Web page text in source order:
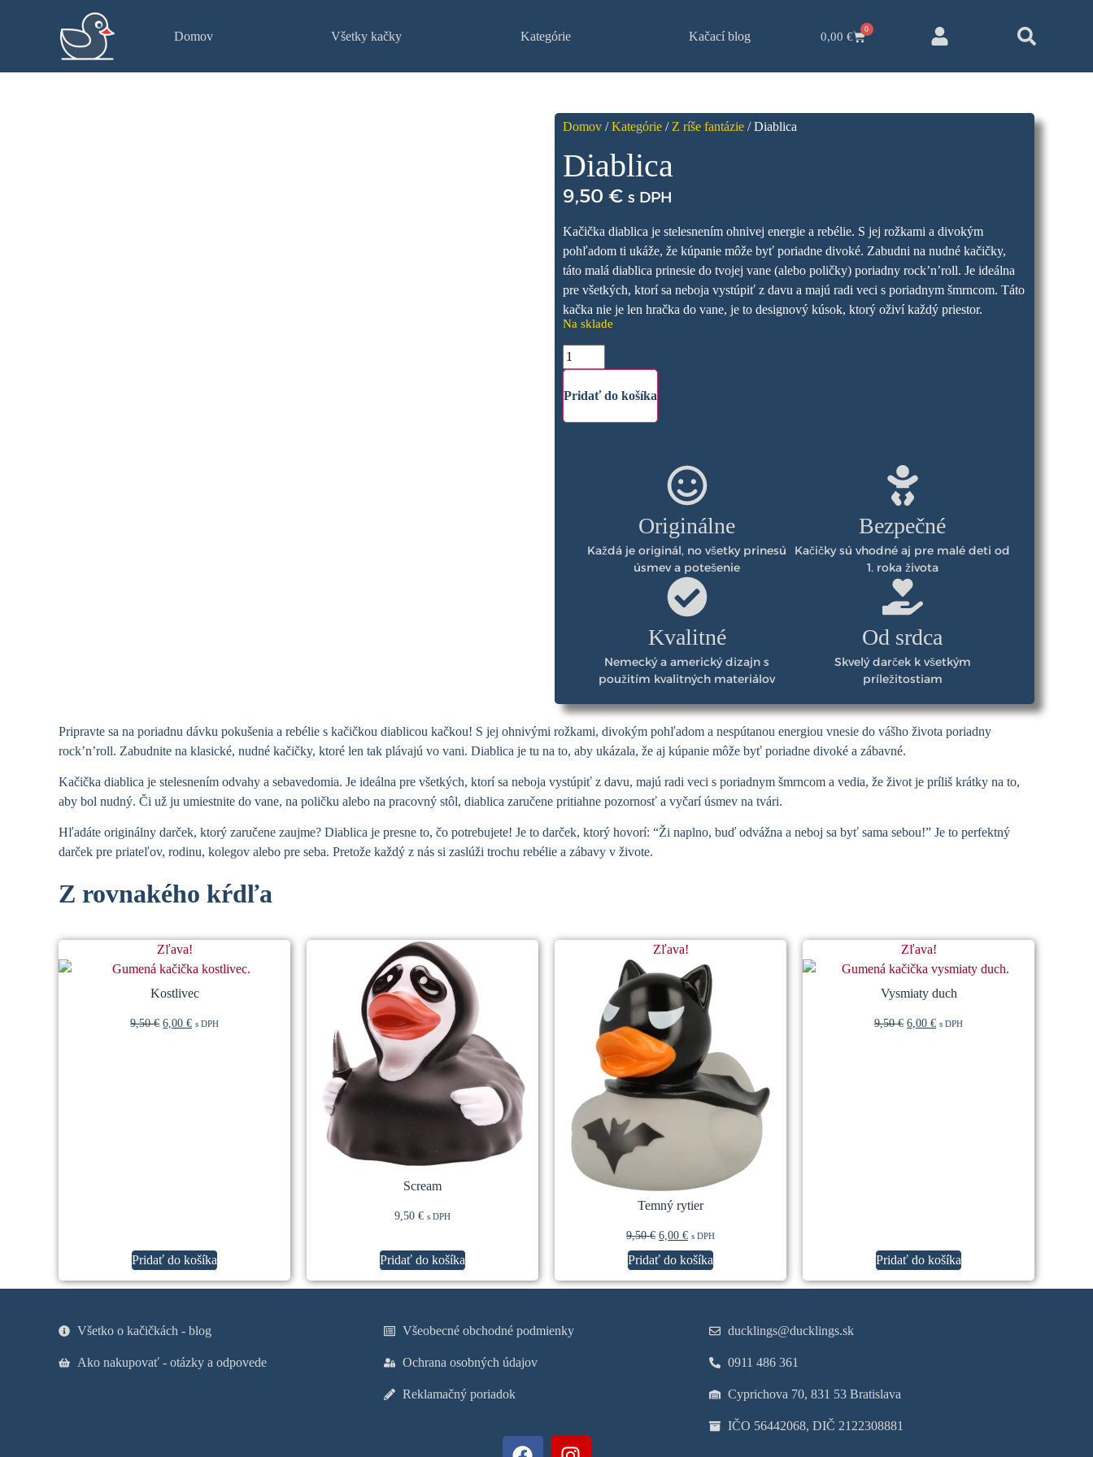
Domov Všetky kačky Kategórie Kačací blog 0,00 €
0
Domov /Kategórie / Z ríše fantázie / Diablica
Diablica
9,50 € s DPH
Kačička diablica je stelesnením ohnivej energie a rebélie. S jej rožkami a divokým
pohľadom ti ukáže, že kúpanie môže byť poriadne divoké. Zabudni na nudné kačičky,
táto malá diablica prinesie do tvojej vane (alebo poličky) poriadny rock’n’roll. Je ideálna
pre všetkých, ktorí sa neboja vystúpiť z davu a majú radi veci s poriadnym šmrncom. Táto
kačka nie je len hračka do vane, je to designový kúsok, ktorý oživí každý priestor.
Na sklade
Pridať do košíka
Originálne
Každá je originál, no všetky prinesú
úsmev a potešenie
Bezpečné
Kačičky sú vhodné aj pre malé deti od
1. roka života
Kvalitné
Nemecký a americký dizajn s
použitím kvalitných materiálov
Od srdca
Skvelý darček k všetkým
príležitostiam
Pripravte sa na poriadnu dávku pokušenia a rebélie s kačičkou diablicou kačkou! S jej ohnivými rožkami, divokým pohľadom a nespútanou energiou vnesie do vášho života poriadny
rock’n’roll. Zabudnite na klasické, nudné kačičky, ktoré len tak plávajú vo vani. Diablica je tu na to, aby ukázala, že aj kúpanie môže byť poriadne divoké a zábavné.
Kačička diablica je stelesnením odvahy a sebavedomia. Je ideálna pre všetkých, ktorí sa neboja vystúpiť z davu, majú radi veci s poriadnym šmrncom a vedia, že život je príliš krátky na to,
aby bol nudný. Či už ju umiestnite do vane, na poličku alebo na pracovný stôl, diablica zaručene pritiahne pozornosť a vyčarí úsmev na tvári.
Hľadáte originálny darček, ktorý zaručene zaujme? Diablica je presne to, čo potrebujete! Je to darček, ktorý hovorí: “Ži naplno, buď odvážna a neboj sa byť sama sebou!” Je to perfektný
darček pre priateľov, rodinu, kolegov alebo pre seba. Pretože každý z nás si zaslúži trochu rebélie a zábavy v živote.
Z rovnakého kŕdľa
Zľava!
Kostlivec
9,50€ 6,00 € s DPH
Pridať do košíka
Scream
9,50 € s DPH
Pridať do košíka
Zľava!
Temný rytier
9,50€ 6,00 € s DPH
Pridať do košíka
Zľava!
Vysmiaty duch
9,50€ 6,00 € s DPH
Pridať do košíka
Všetko o kačičkách - blog
Ako nakupovať - otázky a odpovede
Všeobecné obchodné podmienky
Ochrana osobných údajov
Reklamačný poriadok
ducklings@ducklings.sk
0911 486 361
Cyprichova 70, 831 53 Bratislava
IČO 56442068, DIČ 2122308881